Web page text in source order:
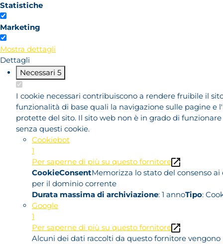
Statistiche
Marketing
Mostra dettagli
Dettagli
Necessari 5
I cookie necessari contribuiscono a rendere fruibile il
funzionalità di base quali la navigazione sulle pagine e
protette del sito. Il sito web non è in grado di
senza questi cookie.
Cookiebot
1
Per saperne di più su questo fornitore
CookieConsentMemorizza lo stato del consenso
per il dominio corrente
Durata massima di archiviazione: 1 annoTipo:
Google
1
Per saperne di più su questo fornitore
Alcuni dei dati raccolti da questo fornitore